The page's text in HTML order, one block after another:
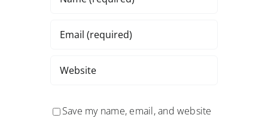
Save my name, email, and website